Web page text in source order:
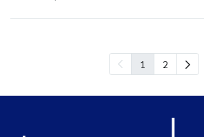
1 2